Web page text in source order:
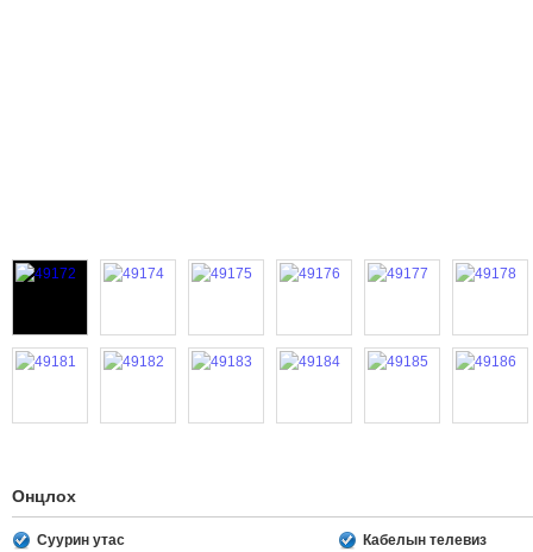
Онцлох
Суурин утас
Кабелын телевиз